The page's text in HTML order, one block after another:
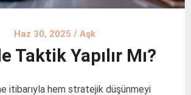
Haz 30, 2025 / Aşk
Taktik Yapılır Mı?
itibarıyla hem stratejik düşünmeyi